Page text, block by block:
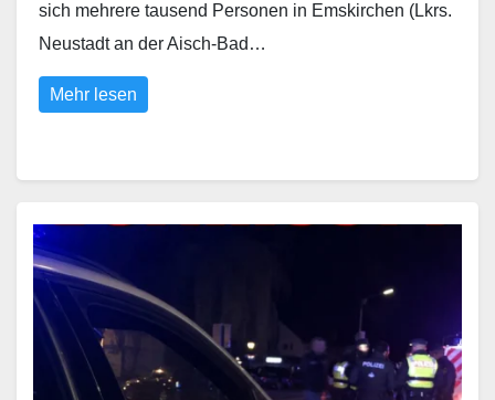
sich mehrere tausend Personen in Emskirchen (Lkrs.
Neustadt an der Aisch-Bad…
Mehr lesen